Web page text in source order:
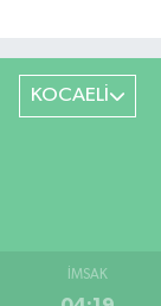
KOCAELİ
İMSAK